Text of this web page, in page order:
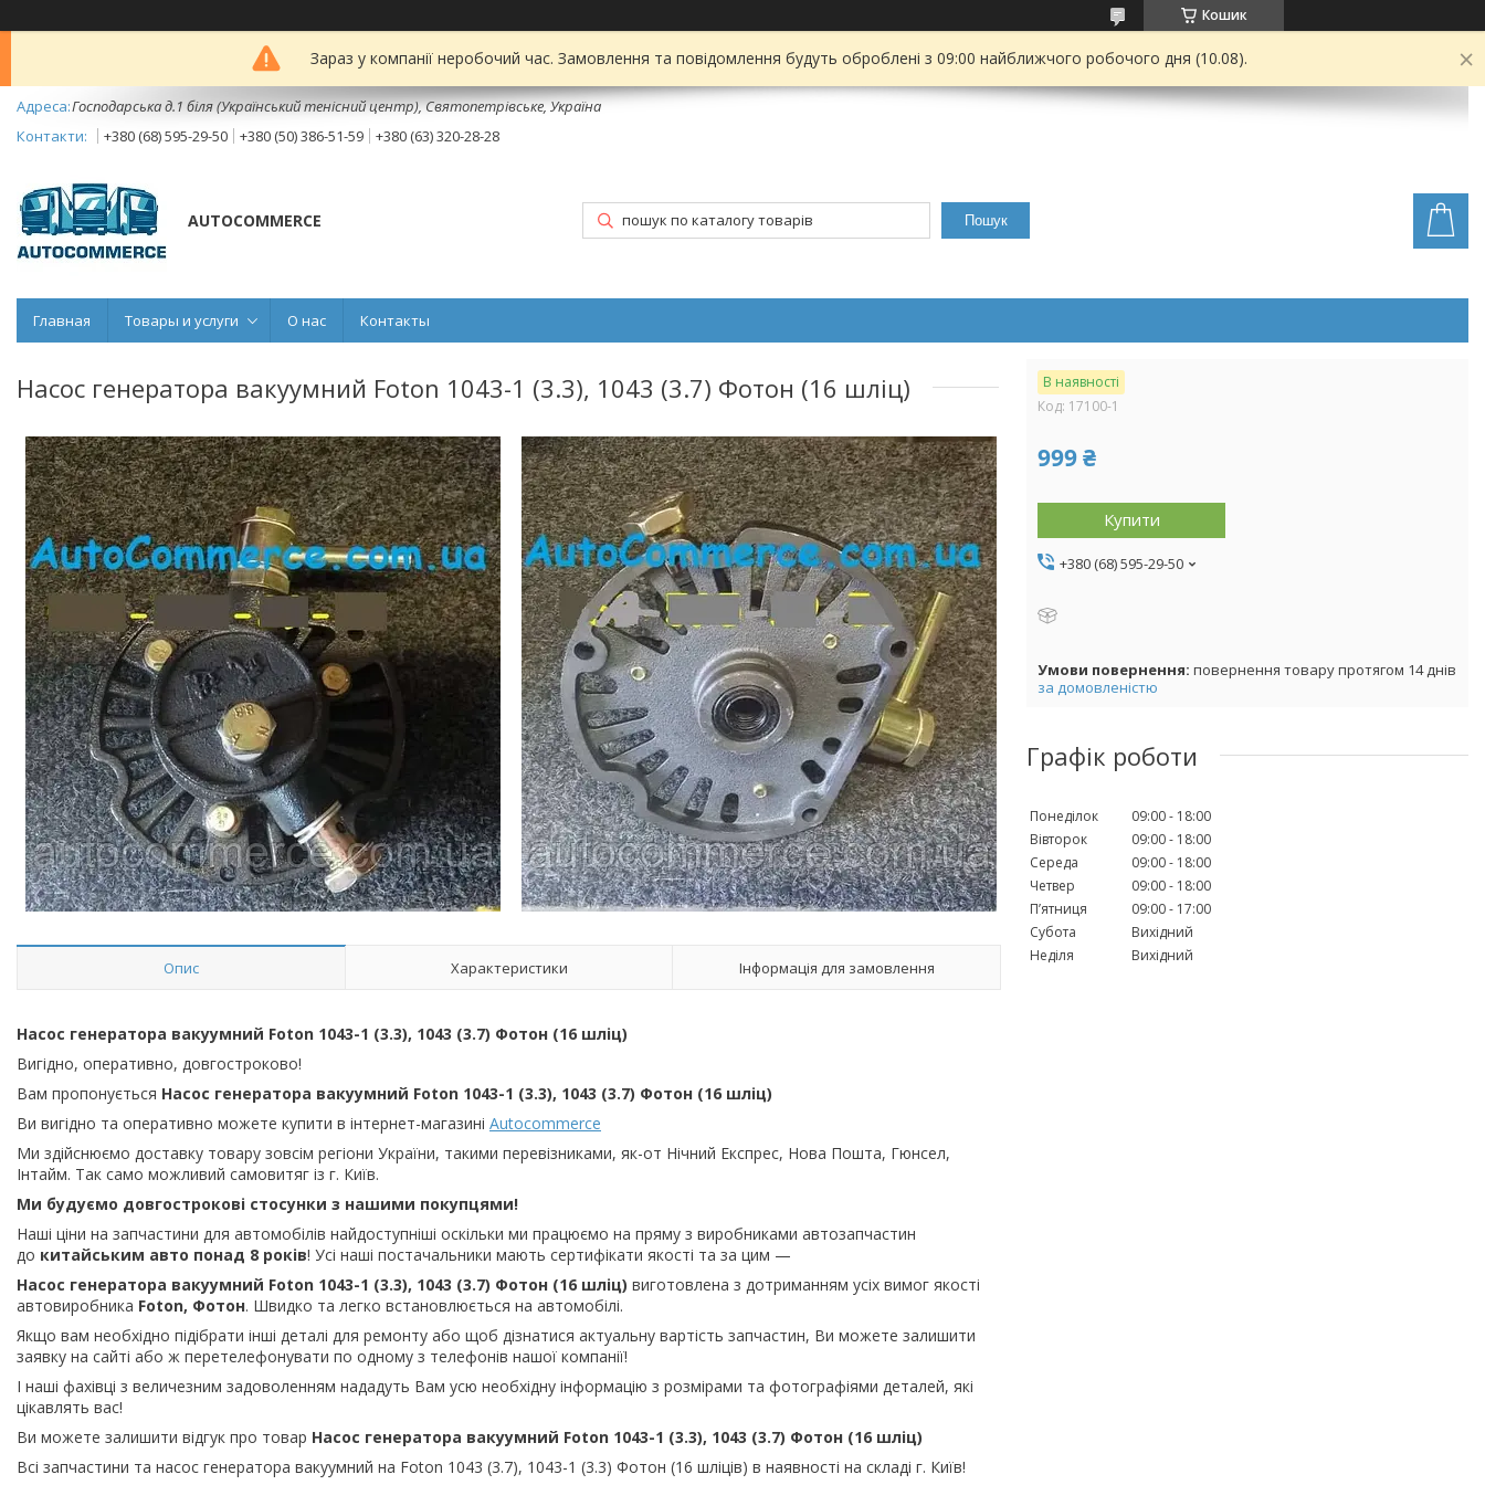
Кошик
Зараз у компанії неробочий час. Замовлення та повідомлення будуть оброблені з 09:00 найближчого робочого дня (10.08).
Господарська д.1 біля (Український тенісний центр), Святопетрівське, Україна
+380 (68) 595-29-50
+380 (50) 386-51-59 +380 (63) 320-28-28
AUTOCOMMERCE Пошук
Главная Товары и услуги О нас Контакты
Насос генератора вакуумний Foton 1043-1 (3.3), 1043 (3.7) Фотон (16 шліц)
Опис Характеристики Інформація для замовлення
Насос генератора вакуумний Foton 1043-1 (3.3), 1043 (3.7) Фотон (16 шліц)
Вигідно, оперативно, довгостроково!
Вам пропонується Насос генератора вакуумний Foton 1043-1 (3.3), 1043 (3.7) Фотон (16 шліц)
Ви вигідно та оперативно можете купити в інтернет-магазині Autocommerce
Ми здійснюємо доставку товару зовсім регіони України, такими перевізниками, як-от Нічний Експрес, Нова Пошта, Гюнсел,
Інтайм. Так само можливий самовитяг із г. Київ.
Ми будуємо довгострокові стосунки з нашими покупцями!
Наші ціни на запчастини для автомобілів найдоступніші оскільки ми працюємо на пряму з виробниками автозапчастин
до китайським авто понад 8 років! Усі наші постачальники мають сертифікати якості та за цим —
Насос генератора вакуумний Foton 1043-1 (3.3), 1043 (3.7) Фотон (16 шліц) виготовлена з дотриманням усіх вимог якості
автовиробника Foton, Фотон. Швидко та легко встановлюється на автомобілі.
Якщо вам необхідно підібрати інші деталі для ремонту або щоб дізнатися актуальну вартість запчастин, Ви можете залишити
заявку на сайті або ж перетелефонувати по одному з телефонів нашої компанії!
І наші фахівці з величезним задоволенням нададуть Вам усю необхідну інформацію з розмірами та фотографіями деталей, які
цікавлять вас!
Ви можете залишити відгук про товар Насос генератора вакуумний Foton 1043-1 (3.3), 1043 (3.7) Фотон (16 шліц)
Всі запчастини та насос генератора вакуумний на Foton 1043 (3.7), 1043-1 (3.3) Фотон (16 шліців) в наявності на складі г. Київ!
В наявності
Код: 17100-1
999 ₴
Купити
+380 (68) 595-29-50
повернення товару протягом 14 днів
за домовленістю
Графік роботи
Понеділок 09:00
18:00
Вівторок
09:00
18:00
Середа
09:00
18:00
Четвер
09:00
18:00
Пʼятниця
09:00
17:00
Субота
Вихідний
Неділя
Вихідний